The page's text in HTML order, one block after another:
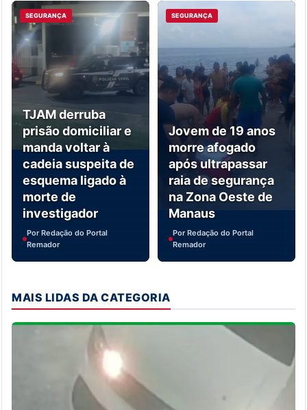
SEGURANÇA
TJAM derruba
prisão domiciliar e
manda voltar à
cadeia suspeita de
esquema ligado à
morte de
investigador
Por Redação do Portal
Remador
SEGURANÇA
Jovem de 19 anos
morre afogado
após ultrapassar
raia de segurança
na Zona Oeste de
Manaus
Por Redação do Portal
Remador
MAIS LIDAS DA CATEGORIA